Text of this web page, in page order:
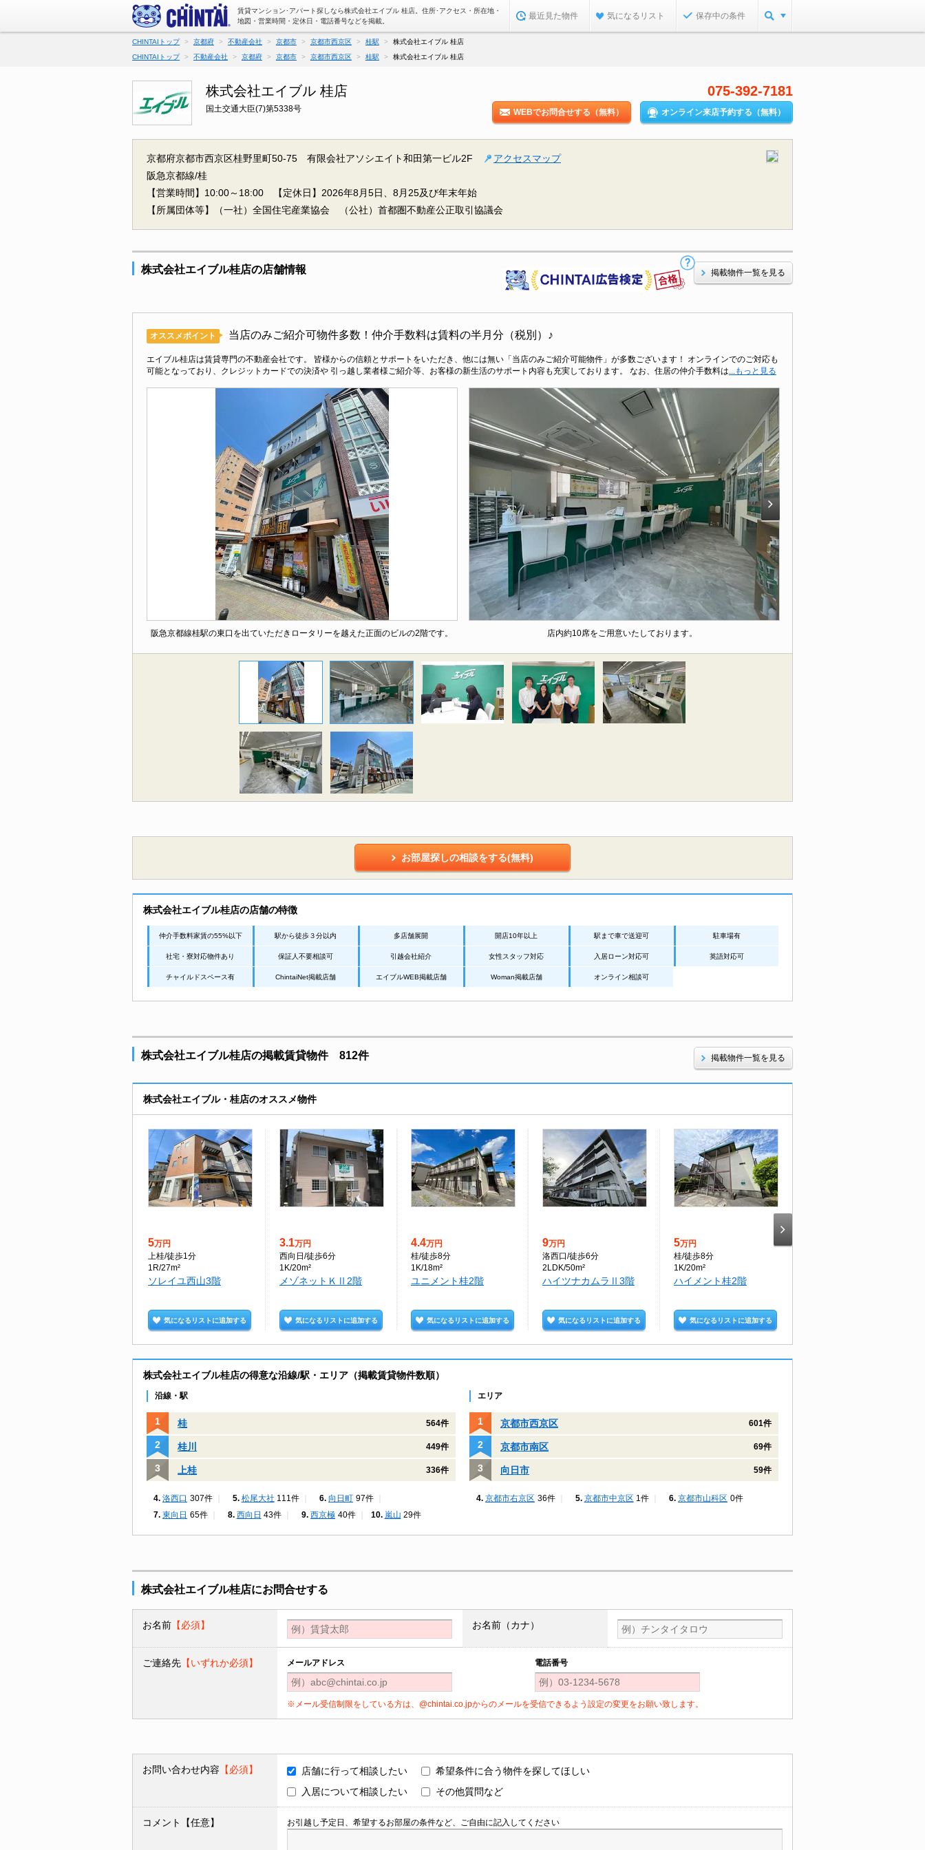
賃貸マンション･アパート探しなら株式会社エイブル 桂店。住所･アクセス・所在地・
地図・営業時間・定休日・電話番号などを掲載。
最近見た物件 気になるリスト 保存中の条件
CHINTAIトップ 京都府 不動産会社 京都市 京都市西京区 桂駅
株式会社エイブル 桂店
CHINTAIトップ
不動産会社 京都府 京都市 京都市西京区 桂駅 株式会社エイブル 桂店
株式会社エイブル 桂店
国土交通大臣(7)第5338号
075-392-7181
WEBでお問合せする（無料） オンライン来店予約する（無料）
京都府京都市西京区桂野里町50-75 有限会社アソシエイト和田第一ビル2F
アクセスマップ
阪急京都線/桂
【営業時間】10:00～18:00
【定休日】2026年8月5日、8月25及び年末年始
【所属団体等】（一社）全国住宅産業協会 （公社）首都圏不動産公正取引協議会
株式会社エイブル桂店の店舗情報 掲載物件一覧を見る
オススメポイント 当店のみご紹介可物件多数！仲介手数料は賃料の半月分（税別）♪
エイブル桂店は賃貸専門の不動産会社です。 皆様からの信頼とサポートをいただき、他には無い「当店のみご紹介可能物件」が多数ございます！ オンラインでのご対応も
可能となっており、クレジットカードでの決済や 引っ越し業者様ご紹介等、お客様の新生活のサポート内容も充実しております。 なお、住居の仲介手数料は ...もっと見る
阪急京都線桂駅の東口を出ていただきロータリーを越えた正面のビルの2階です。 店内約10席をご用意いたしております。
お部屋探しの相談をする(無料)
株式会社エイブル桂店の店舗の特徴
仲介手数料家賃の55%以下 駅から徒歩３分以内 多店舗展開 開店10年以上 駅まで車で送迎可 駐車場有
社宅・寮対応物件あり 保証人不要相談可 引越会社紹介 女性スタッフ対応 入居ローン対応可 英語対応可
チャイルドスペース有 ChintaiNet掲載店舗 エイブルWEB掲載店舗 Woman掲載店舗 オンライン相談可
株式会社エイブル桂店の掲載賃貸物件 812件 掲載物件一覧を見る
株式会社エイブル・桂店のオススメ物件
5万円
上桂/徒歩1分
1R/27m²
ソレイユ西山3階
気になるリストに追加する
3.1万円
西向日 /徒歩6分
1K/20m²
メゾネットＫⅡ2階
気になるリストに追加する
4.4万円
桂/徒歩8分
1K/18m²
ユニメント桂2階
気になるリストに追加する
9万円
洛西口/徒歩6分
2LDK/50m²
ハイツナカムラⅡ3階
気になるリストに追加する
5万円
桂/徒歩8分
1K/20m²
ハイメント桂2階
気になるリストに追加する
株式会社エイブル桂店の得意な沿線/駅・エリア（掲載賃貸物件数順）
沿線・駅
桂 564件
桂川 449件
上桂 336件
洛西口 307件 松尾大社 111件 向日町
97件
東向日 65件 西向日 43件 西京極 40件 嵐山 29件
エリア
京都市西京区 601件
京都市南区 69件
向日市 59件
京都市右京区 36件 京都市中京区 1件 京都市山科区 0件
株式会社エイブル桂店にお問合せする
お名前 【必須】 お名前（カナ）
ご連絡先 【いずれか必須】 メールアドレス 電話番号
※メール受信制限をしている方は、@chintai.co.jpからのメールを受信できるよう設定の変更をお願い致します。
お問い合わせ内容 【必須】 店舗に行って相談したい
希望条件に合う物件を探してほしい
入居について相談したい
その他質問など
コメント【任意】 お引越し予定日、希望するお部屋の条件など、ご自由に記入してください